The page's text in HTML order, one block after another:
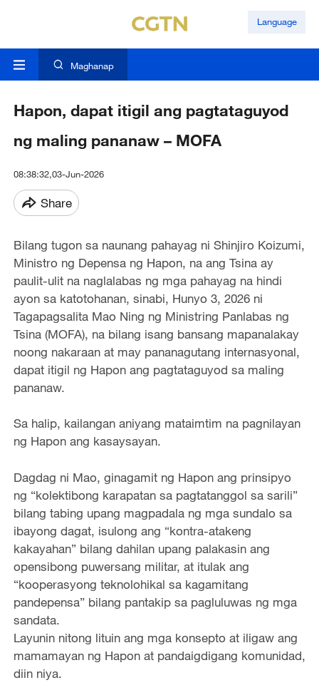
Language
Maghanap
Hapon, dapat itigil ang pagtataguyod
ng maling pananaw – MOFA
08:38:32,03-Jun-2026
Share
Bilang tugon sa naunang pahayag ni Shinjiro Koizumi,
Ministro ng Depensa ng Hapon, na ang Tsina ay
paulit-ulit na naglalabas ng mga pahayag na hindi
ayon sa katotohanan, sinabi, Hunyo 3, 2026 ni
Tagapagsalita Mao Ning ng Ministring Panlabas ng
Tsina (MOFA), na bilang isang bansang mapanalakay
noong nakaraan at may pananagutang internasyonal,
dapat itigil ng Hapon ang pagtataguyod sa maling
pananaw.
Sa halip, kailangan aniyang mataimtim na pagnilayan
ng Hapon ang kasaysayan.
Dagdag ni Mao, ginagamit ng Hapon ang prinsipyo
ng “kolektibong karapatan sa pagtatanggol sa sarili”
bilang tabing upang magpadala ng mga sundalo sa
ibayong dagat, isulong ang “kontra-atakeng
kakayahan” bilang dahilan upang palakasin ang
opensibong puwersang militar, at itulak ang
“kooperasyong teknolohikal sa kagamitang
pandepensa” bilang pantakip sa pagluluwas ng mga
sandata.
Layunin nitong lituin ang mga konsepto at iligaw ang
mamamayan ng Hapon at pandaigdigang komunidad,
diin niya.